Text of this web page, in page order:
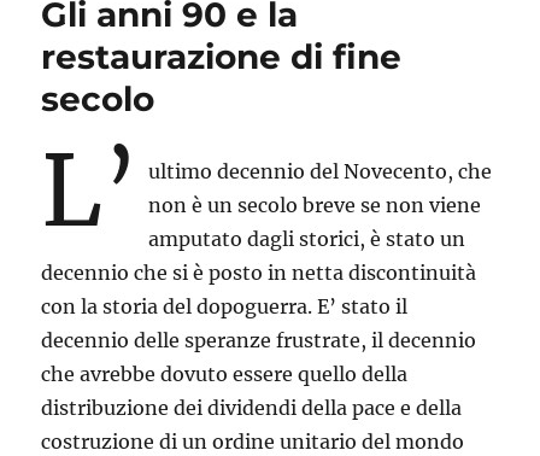
Gli anni 90 e la
restaurazione di fine
secolo
L’
ultimo decennio del Novecento, che
non è un secolo breve se non viene
amputato dagli storici, è stato un
decennio che si è posto in netta discontinuità
con la storia del dopoguerra. E’ stato il
decennio delle speranze frustrate, il decennio
che avrebbe dovuto essere quello della
distribuzione dei dividendi della pace e della
costruzione di un ordine unitario del mondo